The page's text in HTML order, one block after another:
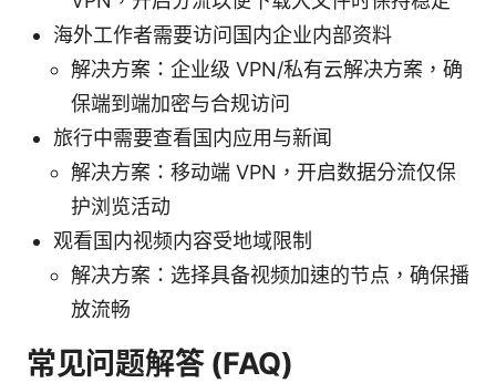
海外工作者需要访问国内企业内部资料
解决方案：企业级 VPN/私有云解决方案，确
保端到端加密与合规访问
旅行中需要查看国内应用与新闻
解决方案：移动端 VPN，开启数据分流仅保
护浏览活动
观看国内视频内容受地域限制
解决方案：选择具备视频加速的节点，确保播
放流畅
常见问题解答 (FAQ)